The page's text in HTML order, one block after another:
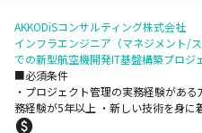
AKKODiSコンサルティング株式会社
インフラエンジニア（マネジメント/
での新型航空機開発IT基盤構築プロジ
■必須条件
・プロジェクト管理の実務経験があ
務経験が5年以上 ・新しい技術を身に